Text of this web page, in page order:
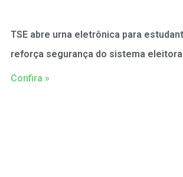
TSE abre urna eletrônica para
reforça segurança do sistema
Confira »